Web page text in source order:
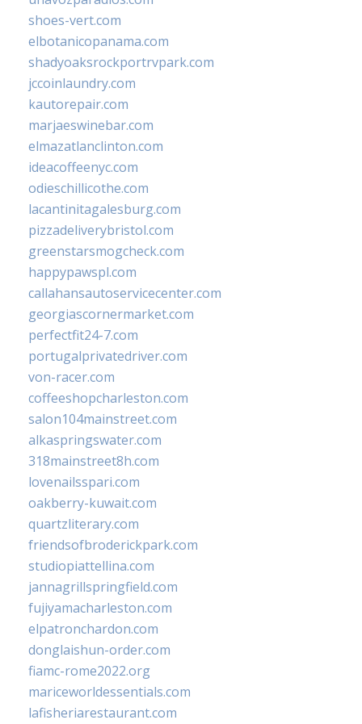
shoes-vert.com
elbotanicopanama.com
shadyoaksrockportrvpark.com
jccoinlaundry.com
kautorepair.com
marjaeswinebar.com
elmazatlanclinton.com
ideacoffeenyc.com
odieschillicothe.com
lacantinitagalesburg.com
pizzadeliverybristol.com
greenstarsmogcheck.com
happypawspl.com
callahansautoservicecenter.com
georgiascornermarket.com
perfectfit24-7.com
portugalprivatedriver.com
von-racer.com
coffeeshopcharleston.com
salon104mainstreet.com
alkaspringswater.com
318mainstreet8h.com
lovenailsspari.com
oakberry-kuwait.com
quartzliterary.com
friendsofbroderickpark.com
studiopiattellina.com
jannagrillspringfield.com
fujiyamacharleston.com
elpatronchardon.com
donglaishun-order.com
fiamc-rome2022.org
mariceworldessentials.com
lafisheriarestaurant.com